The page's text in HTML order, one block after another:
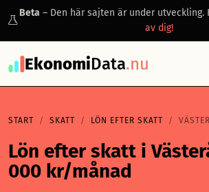
Beta – Den här sajten är under
av dig!
EkonomiData.nu
START SKATT LÖN EFTER SKATT
Lön efter skatt i
000 kr/månad